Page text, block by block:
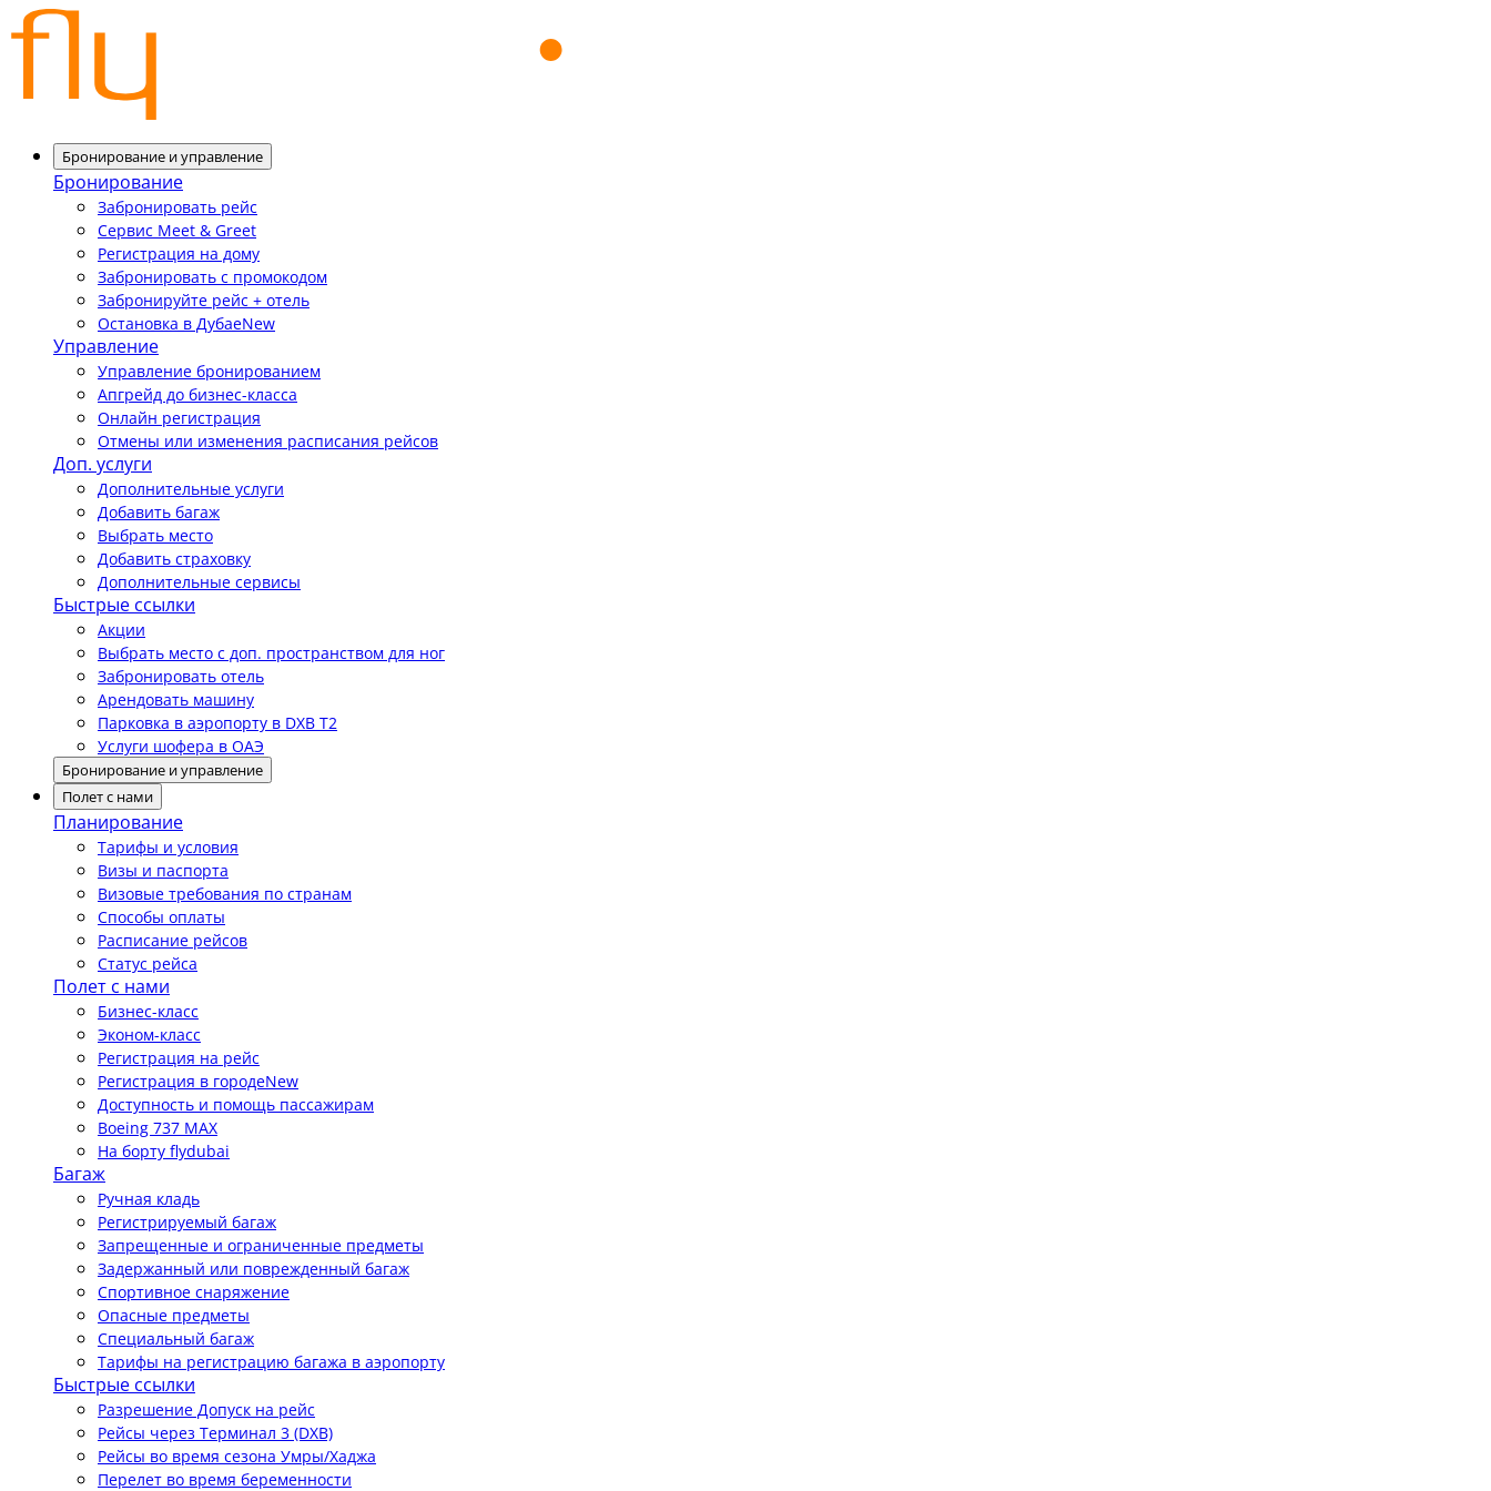
Бронирование и управление
Бронирование
Забронировать рейс
Сервис Meet & Greet
Регистрация на дому
Забронировать с промокодом
Забронируйте рейс + отель
Остановка в ДубаеNew
Управление
Управление бронированием
Апгрейд до бизнес-класса
Онлайн регистрация
Отмены или изменения расписания рейсов
Доп. услуги
Дополнительные услуги
Добавить багаж
Выбрать место
Добавить страховку
Дополнительные сервисы
Быстрые ссылки
Акции
Выбрать место с доп. пространством для ног
Забронировать отель
Арендовать машину
Парковка в аэропорту в DXB T2
Услуги шофера в ОАЭ
Бронирование и управление
Полет с нами
Планирование
Тарифы и условия
Визы и паспорта
Визовые требования по странам
Способы оплаты
Расписание рейсов
Статус рейса
Полет с нами
Бизнес-класс
Эконом-класс
Регистрация на рейс
Регистрация в городеNew
Доступность и помощь пассажирам
Boeing 737 MAX
На борту flydubai
Багаж
Ручная кладь
Регистрируемый багаж
Запрещенные и ограниченные предметы
Задержанный или поврежденный багаж
Спортивное снаряжение
Опасные предметы
Специальный багаж
Тарифы на регистрацию багажа в аэропорту
Быстрые ссылки
Разрешение Допуск на рейс
Рейсы через Терминал 3 (DXB)
Рейсы во время сезона Умры/Хаджа
Перелет во время беременности